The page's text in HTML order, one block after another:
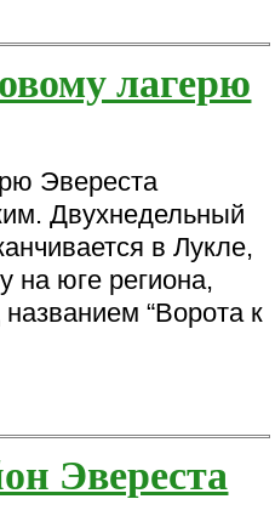
лагерю
Эвереста
Двухнедельный
в Лукле,
на юге региона,
“Ворота к
Эвереста